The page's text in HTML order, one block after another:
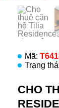
Mã:
Trạng
CHO